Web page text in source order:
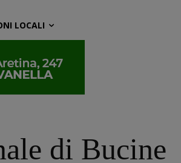
LOCALI
di Bucine